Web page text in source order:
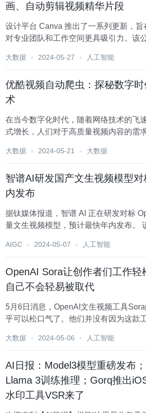
画、自动剪辑视频精华片段
设计平台 Canva 推出了一系列更新，
对专业团队和工作空间更具吸引力。该
版，为大型组织提供更多的协作、品牌
大数据 2024-05-27 人工智能
优酷视频自动爬虫：探秘数字
术
在当今数字化时代，随着网络技术的飞
式增长，人们对于高质量视频内容的需
品、自制综艺以及用户生成内容。面对
的...
大数据 2024-05-21 大数据
智谱AI研发国产文生视频模型
内发布
据钛媒体报道，智谱 AI 正在研发对标
量文生视频模型，预计最快年内发布。
大学计算机系的技术成转化而来。智谱
AIGC 2024-05-07 人工智能
OpenAI Sora让创作者们工作轻
自己不会轻易被取代
5月6日消息，OpenAI文生视频工具
乎可以松口气了。他们并没有因为这款
年2月，人工智能初创公司OpenAI正式
大数据 2024-05-06 人工智能
AI日报：Model3模型重磅发布
Llama 3训练推理；Gorq推出
水印工具VSR来了